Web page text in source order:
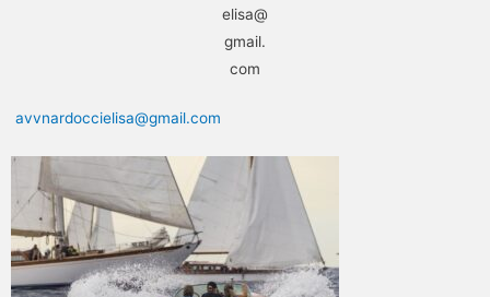
elisa@
gmail.
com
avvnardoccielisa@gmail.com